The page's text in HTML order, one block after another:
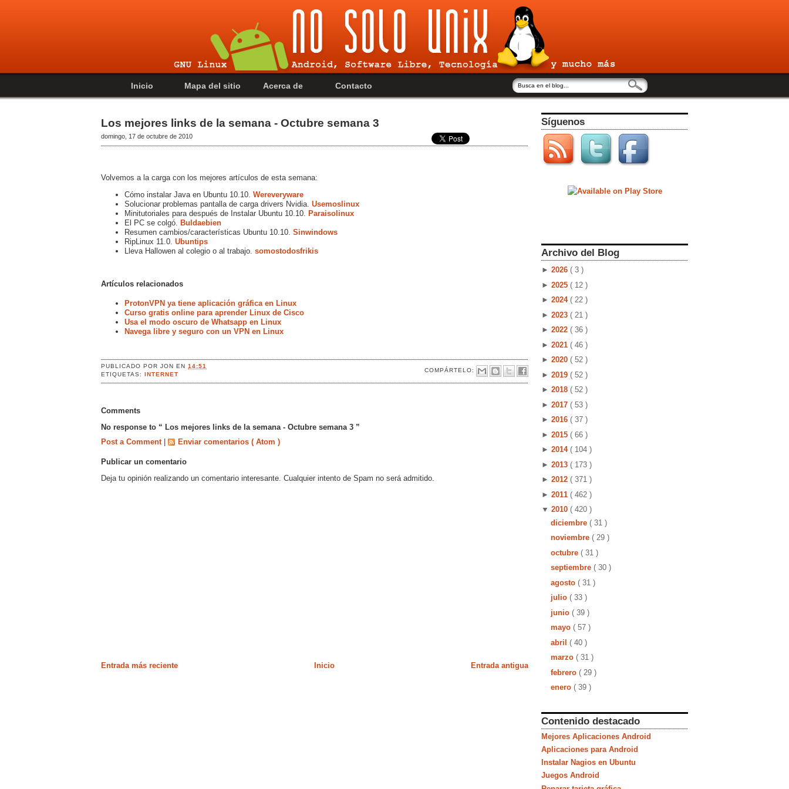
Inicio Mapa del sitio Acerca de Contacto
Los mejores links de la semana - Octubre semana 3
domingo, 17 de octubre de 2010
Volvemos a la carga con los mejores artículos de esta semana:
Cómo instalar Java en Ubuntu 10.10. Wereveryware
Solucionar problemas pantalla de carga drivers Nvidia. Usemoslinux
Minitutoriales para después de Instalar Ubuntu 10.10. Paraisolinux
El PC se colgó. Buldaebien
Resumen cambios/características Ubuntu 10.10. Sinwindows
RipLinux 11.0. Ubuntips
Lleva Hallowen al colegio o al trabajo. somostodosfrikis
Artículos relacionados
ProtonVPN ya tiene aplicación gráfica en Linux
Curso gratis online para aprender Linux de Cisco
Usa el modo oscuro de Whatsapp en Linux
Navega libre y seguro con un VPN en Linux
PUBLICADO PORJONEN14:51
COMPÁRTELO:
ETIQUETAS:INTERNET
Comments
No response to “ Los mejores links de la semana - Octubre semana 3 ”
Post a Comment
Enviar comentarios ( Atom )
Publicar un comentario
Deja tu opinión realizando un comentario interesante. Cualquier intento de Spam no será admitido.
Entrada más reciente Entrada antigua
Inicio
Síguenos
Archivo del Blog
► 2026 ( 3 )
► 2025 ( 12 )
► 2024 ( 22 )
► 2023 ( 21 )
► 2022 ( 36 )
► 2021 ( 46 )
► 2020 ( 52 )
► 2019 ( 52 )
► 2018 ( 52 )
► 2017 ( 53 )
► 2016 ( 37 )
► 2015 ( 66 )
► 2014 ( 104 )
► 2013 ( 173 )
► 2012 ( 371 )
► 2011 ( 462 )
▼ 2010 ( 420 )
diciembre ( 31 )
noviembre ( 29 )
octubre ( 31 )
septiembre ( 30 )
agosto ( 31 )
julio ( 33 )
junio ( 39 )
mayo ( 57 )
abril ( 40 )
marzo ( 31 )
febrero ( 29 )
enero ( 39 )
Contenido destacado
Mejores Aplicaciones Android
Aplicaciones para Android
Instalar Nagios en Ubuntu
Juegos Android